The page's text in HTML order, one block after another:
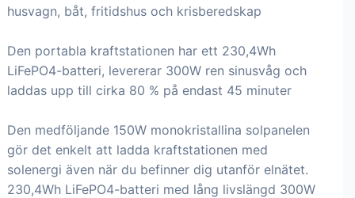
husvagn, båt, fritidshus och krisberedskap
Den portabla kraftstationen har ett 230,4Wh
LiFePO4-batteri, levererar 300W ren sinusvåg och
laddas upp till cirka 80 % på endast 45 minuter
Den medföljande 150W monokristallina solpanelen
gör det enkelt att ladda kraftstationen med
solenergi även när du befinner dig utanför elnätet.
230,4Wh LiFePO4-batteri med lång livslängd 300W